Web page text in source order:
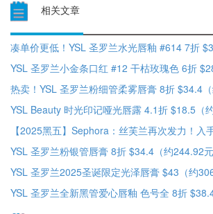
相关文章
凑单价更低！YSL 圣罗兰水光唇釉 #614 7折
YSL 圣罗兰小金条口红 #12 干枯玫瑰色 6折
热卖！YSL 圣罗兰粉细管柔雾唇膏 8折 $34.4（
YSL Beauty 时光印记哑光唇露 4.1折 $18.5（
YSL 圣罗兰粉银管唇膏 8折 $34.4（约244.92元
YSL 圣罗兰2025圣诞限定光泽唇膏 $43（约
YSL 圣罗兰全新黑管爱心唇釉 色号全 8折